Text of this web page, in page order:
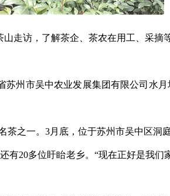
走访，了解茶企、茶农在用工、采摘
州市吴中农业发展集团有限公司水
之一。3月底，位于苏州市吴中区洞
20多位盱眙老乡。“现在正好是我们